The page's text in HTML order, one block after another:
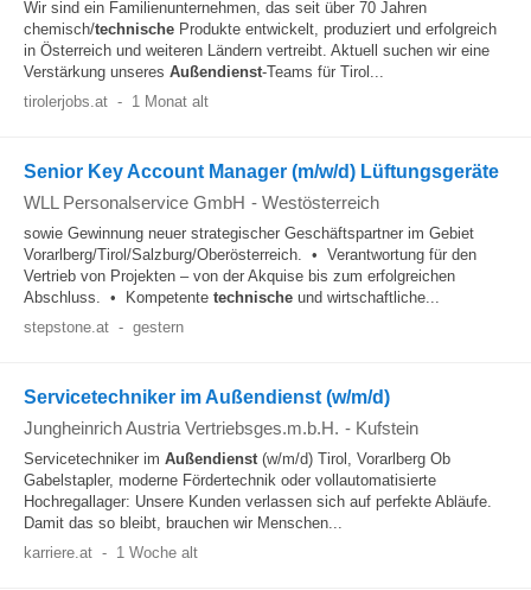
Wir sind ein Familienunternehmen, das seit über 70 Jahren
chemisch/technische Produkte entwickelt, produziert und erfolgreich
in Österreich und weiteren Ländern vertreibt. Aktuell suchen wir eine
Verstärkung unseres Außendienst-Teams für Tirol...
tirolerjobs.at - 1 Monat alt
Senior Key Account Manager (m/w/d) Lüftungsgeräte
WLL Personalservice GmbH - Westösterreich
sowie Gewinnung neuer strategischer Geschäftspartner im Gebiet
Vorarlberg/Tirol/Salzburg/Oberösterreich. • Verantwortung für den
Vertrieb von Projekten – von der Akquise bis zum erfolgreichen
Abschluss. • Kompetente technische und wirtschaftliche...
stepstone.at - gestern
Servicetechniker im Außendienst (w/m/d)
Jungheinrich Austria Vertriebsges.m.b.H. - Kufstein
Servicetechniker im Außendienst(w/m/d) Tirol, Vorarlberg Ob
Gabelstapler, moderne Fördertechnik oder vollautomatisierte
Hochregallager: Unsere Kunden verlassen sich auf perfekte Abläufe.
Damit das so bleibt, brauchen wir Menschen...
karriere.at - 1 Woche alt